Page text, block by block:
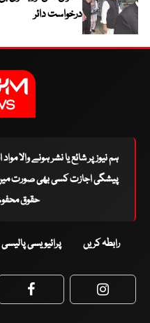
درخواست دائر
ہم نیوز پر شائع یا نشر ہونے والا
پیشگی اجازت کسی بھی صورت میں
حقوق محفوظ
رابطہ کریں پرائیویسی پالیسی
Facebook